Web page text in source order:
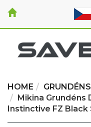
HOME GRUNDÉNS
Mikina Grundéns
Instinctive FZ Black